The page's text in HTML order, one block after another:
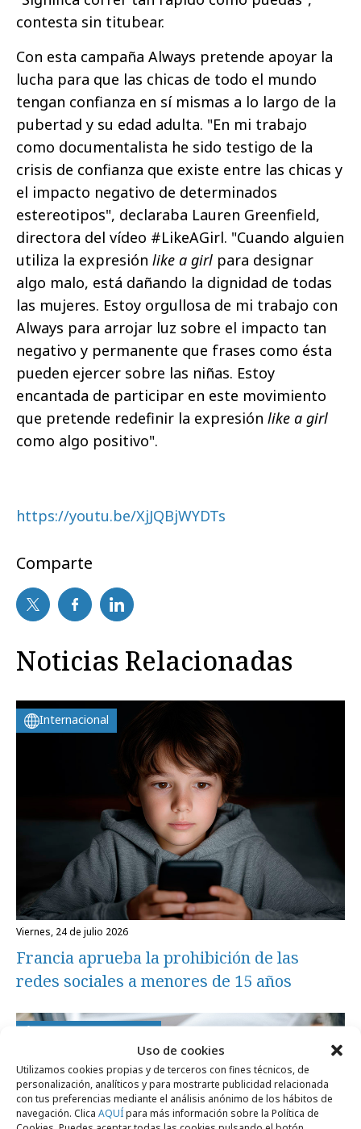
Uso de cookies
Utilizamos cookies propias y de terceros con fines técnicos, de
personalización, analíticos y para mostrarte publicidad relacionada
con tus preferencias mediante el análisis anónimo de los hábitos de
navegación. Clica AQUÍpara más información sobre la Política de
contesta sin titubear.
Con esta campaña Always pretende apoyar la
lucha para que las chicas de todo el mundo
tengan confianza en sí mismas a lo largo de la
pubertad y su edad adulta. "En mi trabajo
como documentalista he sido testigo de la
crisis de confianza que existe entre las chicas y
el impacto negativo de determinados
estereotipos", declaraba Lauren Greenfield,
directora del vídeo #LikeAGirl. "Cuando alguien
utiliza la expresión like a girl para designar
algo malo, está dañando la dignidad de todas
las mujeres. Estoy orgullosa de mi trabajo con
Always para arrojar luz sobre el impacto tan
negativo y permanente que frases como ésta
pueden ejercer sobre las niñas. Estoy
encantada de participar en este movimiento
que pretende redefinir la expresión like a girl
como algo positivo".
https://youtu.be/XjJQBjWYDTs
Comparte
Noticias Relacionadas
Internacional
viernes, 24 de julio 2026
Francia aprueba la prohibición de las
redes sociales a menores de 15 años